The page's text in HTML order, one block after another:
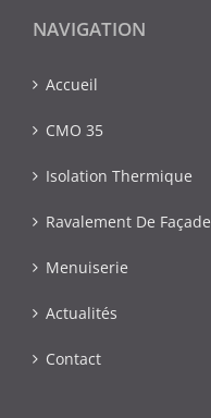
NAVIGATION
Accueil
CMO 35
Isolation Thermique
Ravalement De Façade
Menuiserie
Actualités
Contact